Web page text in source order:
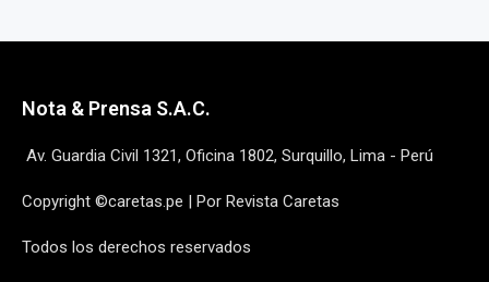
Nota & Prensa S.A.C.
Av. Guardia Civil 1321, Oficina 1802, Surquillo, Lima - Perú
Copyright ©caretas.pe | Por Revista Caretas
Todos los derechos reservados